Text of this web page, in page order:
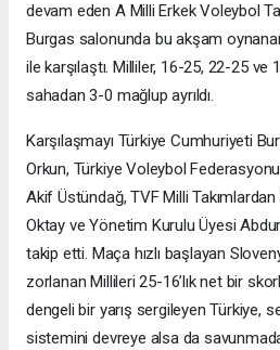
devam eden A Milli Erkek Voleybol
Burgas salonunda bu akşam
ile karşılaştı. Milliler, 16-25, 22-25 ve
sahadan 3-0 mağlup ayrıldı.
Karşılaşmayı Türkiye Cumhuriyeti
Orkun, Türkiye Voleybol
Akif Üstündağ, TVF Milli
Oktay ve Yönetim Kurulu Üyesi
takip etti. Maça hızlı başlayan
zorlanan Millileri 25-16’lık net bir
dengeli bir yarış sergileyen Türkiye,
sistemini devreye alsa da savunmada